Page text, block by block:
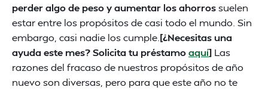
perder algo de peso y aumentar los ahorrossuelen
estar entre los propósitos de casi todo el mundo. Sin
embargo, casi nadie los cumple.[¿Necesitas una
ayuda este mes? Solicita tu préstamoaquí] Las
razones del fracaso de nuestros propósitos de año
nuevo son diversas, pero para que este año no te